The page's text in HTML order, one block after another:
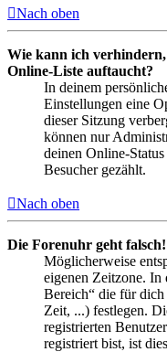
Nach oben
Wie kann ich
Online-Liste auftaucht?
In deinem
Einstellungen eine
dieser Sitzung
können nur
deinen Online-
Besucher gezählt.
Nach oben
Die Forenuhr geht falsch!
Möglicherweise
eigenen Zeitzone. In
Bereich“ die für dich
Zeit, ...) festlegen.
registrierten
registriert bist, ist